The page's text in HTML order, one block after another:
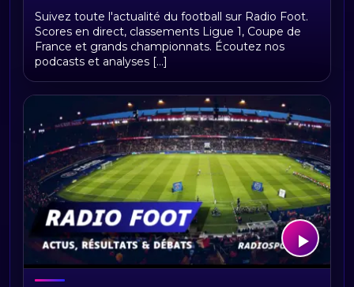
Bienvenue sur Radio Foot !
Suivez toute l'actualité du football sur Radio Foot.
Scores en direct, classements Ligue 1, Coupe de
France et grands championnats. Écoutez nos
podcasts et analyses [...]